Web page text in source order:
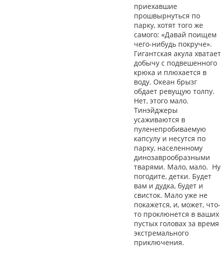
приехавшие
прошвырнуться по
парку, хотят того же
самого: «Давай поищем
чего-нибудь покруче».
Гигантская акула хватает
добычу с подвешенного
крюка и плюхается в
воду. Океан брызг
обдает ревущую толпу.
Нет, этого мало.
Тинэйджеры
усаживаются в
пуленепробиваемую
капсулу и несутся по
парку, населенному
динозаврообразными
тварями. Мало, мало. Ну
погодите, детки. Будет
вам и дудка, будет и
свисток. Мало уже не
покажется, и, может, что-
то проклюнется в ваших
пустых головах за время
экстремального
приключения.